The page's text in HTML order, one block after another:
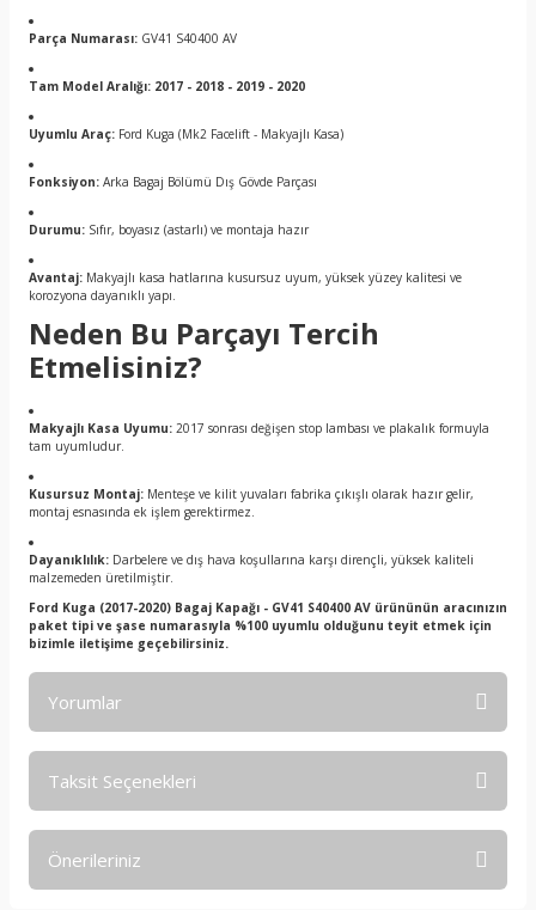
Parça Numarası: GV41 S40400 AV
Tam Model Aralığı: 2017 - 2018 - 2019 - 2020
Uyumlu Araç: Ford Kuga (Mk2 Facelift - Makyajlı Kasa)
Fonksiyon: Arka Bagaj Bölümü Dış Gövde Parçası
Durumu: Sıfır, boyasız (astarlı) ve montaja hazır
Avantaj: Makyajlı kasa hatlarına kusursuz uyum, yüksek yüzey kalitesi ve
korozyona dayanıklı yapı.
Neden Bu Parçayı Tercih
Etmelisiniz?
Makyajlı Kasa Uyumu: 2017 sonrası değişen stop lambası ve plakalık formuyla
tam uyumludur.
Kusursuz Montaj: Menteşe ve kilit yuvaları fabrika çıkışlı olarak hazır gelir,
montaj esnasında ek işlem gerektirmez.
Dayanıklılık: Darbelere ve dış hava koşullarına karşı dirençli, yüksek kaliteli
malzemeden üretilmiştir.
Ford Kuga (2017-2020) Bagaj Kapağı - GV41 S40400 AV ürününün aracınızın
paket tipi ve şase numarasıyla %100 uyumlu olduğunu teyit etmek için
bizimle iletişime geçebilirsiniz.
Yorumlar
Taksit Seçenekleri
Önerileriniz